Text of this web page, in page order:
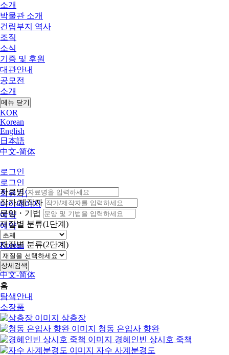
소개
박물관 소개
건립부지 역사
조직
소식
기증 및 후원
대관안내
공모전
소개
메뉴 닫기
KOR
Korean
English
日本語
中文-简体
로그인
로그인
회원가입
마이페이지
예약
예약
KOR
Korean
English
日本語
中文-简体
홈
탐색안내
소장품
삼층장
청동 은입사 향완
경혜인빈 상시호 죽책
자수 사계분경도
자료명
작가/제작자
문양・기법
재질별 분류(1단계)
재질별 분류(2단계)
상세검색